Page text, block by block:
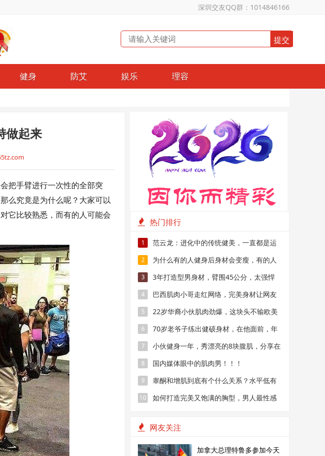
深圳交友QQ群：1014846166
健身 防艾 娱乐 理容
做起来
把手臂进行一次性的全部突
么究竟是为什么呢？大家可以
它比较熟悉，而有的人可能会
热门排行
1
范云龙：进化中的传统健美，一直都是运
动之王！
2
为什么有的人健身后身材会变瘦，有的人
健身后却越来越“胖”？
3
3年打造型男身材，臂围45公分，太强悍
了
4
巴西肌肉小哥走红网络，完美身材让网友
大呼：酸了！
5
22岁华裔小伙肌肉劲爆，这块头不输欧美
巨无霸
6
70岁老爷子练出健硕身材，在他面前，年
龄真的只是数字
7
小伙健身一年，秀漂亮的8块腹肌，分享在
家里练习腹肌方法！
8 国内媒体眼中的肌肉男！！！
9
睾酮和增肌到底有个什么关系？水平低有
什么表现？
10
如何打造完美又饱满的胸型，男人最性感
网友关注
加拿大总理特鲁多参加今天